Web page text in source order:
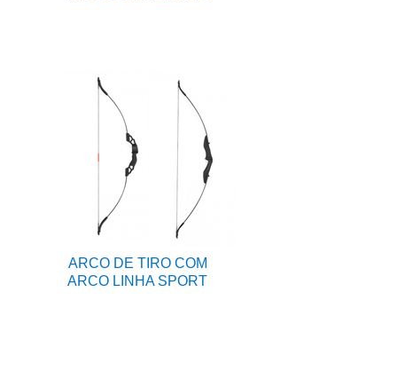
ARCO DE TIRO COM
ARCO LINHA SPORT